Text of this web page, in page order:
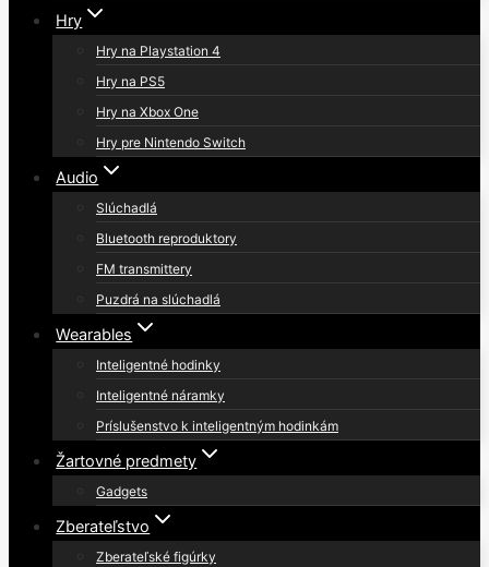
Hry
Hry na Playstation 4
Hry na PS5
Hry na Xbox One
Hry pre Nintendo Switch
Audio
Slúchadlá
Bluetooth reproduktory
FM transmittery
Puzdrá na slúchadlá
Wearables
Inteligentné hodinky
Inteligentné náramky
Príslušenstvo k inteligentným hodinkám
Žartovné predmety
Gadgets
Zberateľstvo
Zberateľské figúrky